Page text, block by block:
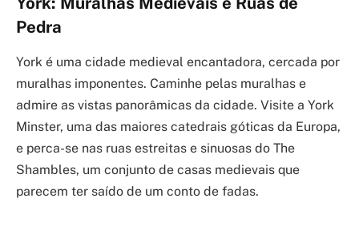
Pedra
York é uma cidade medieval encantadora, cercada por
muralhas imponentes. Caminhe pelas muralhas e
admire as vistas panorâmicas da cidade. Visite a York
Minster, uma das maiores catedrais góticas da Europa,
e perca-se nas ruas estreitas e sinuosas do The
Shambles, um conjunto de casas medievais que
parecem ter saído de um conto de fadas.